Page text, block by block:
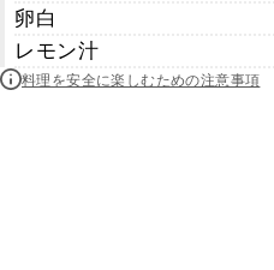
卵白
レモン汁
料理を安全に楽しむための注意事項